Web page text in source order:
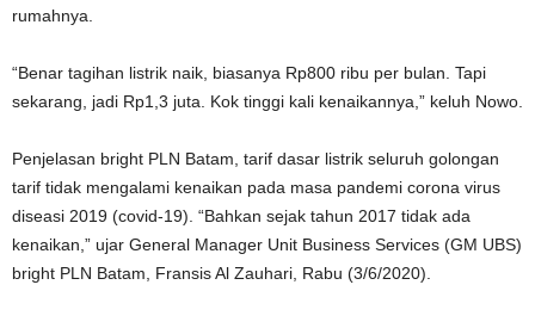
rumahnya.
“Benar tagihan listrik naik, biasanya Rp800 ribu per bulan. Tapi
sekarang, jadi Rp1,3 juta. Kok tinggi kali kenaikannya,” keluh Nowo.
Penjelasan bright PLN Batam, tarif dasar listrik seluruh golongan
tarif tidak mengalami kenaikan pada masa pandemi corona virus
diseasi 2019 (covid-19). “Bahkan sejak tahun 2017 tidak ada
kenaikan,” ujar General Manager Unit Business Services (GM UBS)
bright PLN Batam, Fransis Al Zauhari, Rabu (3/6/2020).